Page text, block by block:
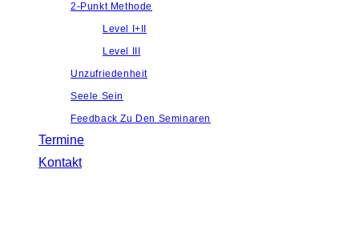
2-Punkt Methode
Level I+II
Level III
Unzufriedenheit
Seele Sein
Feedback Zu Den Seminaren
Termine
Kontakt